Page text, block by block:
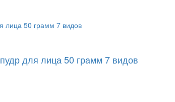
для лица 50 грамм 7 видов